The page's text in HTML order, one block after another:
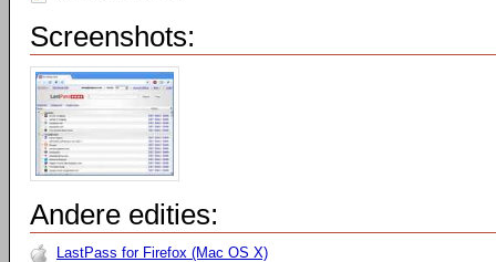
Screenshots:
Andere edities:
LastPass for Firefox (Mac OS X)